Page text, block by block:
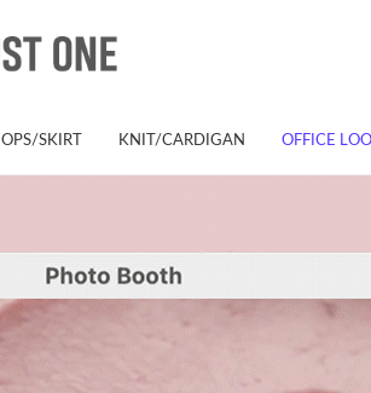
OPS/SKIRT KNIT/CARDIGAN OFFICE